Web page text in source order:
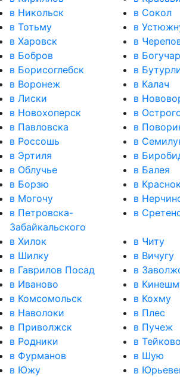
в Никольск
в Сокол
в Тотьму
в
в Харовск
в
в Бобров
в Богучар
в Борисоглебск
в
в Воронеж
в Калач
в Лиски
в
в Новохоперск
в
в Павловска
в
в Россошь
в
в Эртиля
в
в Облучье
в Балея
в Борзю
в
в Могочу
в
в Петровска-
Забайкальского
в
в Хилок
в Читу
в Шилку
в Вичугу
в Гаврилов Посад
в
в Иваново
в
в Комсомольск
в Кохму
в Наволоки
в Плес
в Приволжск
в Пучеж
в Родники
в Тейково
в Фурманов
в Шую
в Южу
в